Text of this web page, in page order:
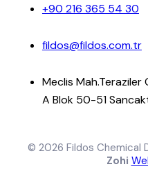
+90 216 365 54 30
fildos@fildos.com.tr
Meclis Mah.Teraziler
A Blok 50-51
© 2026 Fildos Chemical
Zohi